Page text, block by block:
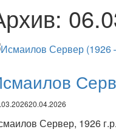
20.04.2026
Сервер, 1926